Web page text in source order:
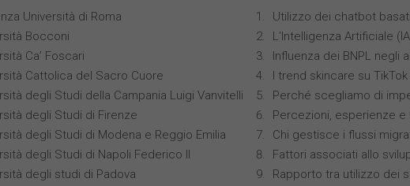
Università di Roma
Bocconi
Ca’ Foscari
Cattolica del Sacro Cuore
degli Studi della Campania Luigi Vanvitelli
degli Studi di Firenze
degli Studi di Modena e Reggio Emilia
degli Studi di Napoli Federico II
degli studi di Padova
Utilizzo dei chatbot
L'Intelligenza Artificiale
Influenza dei BNPL negli
I trend skincare su
Perché scegliamo di
Percezioni, esperienze
Chi gestisce i flussi
Fattori associati allo
Rapporto tra utilizzo dei